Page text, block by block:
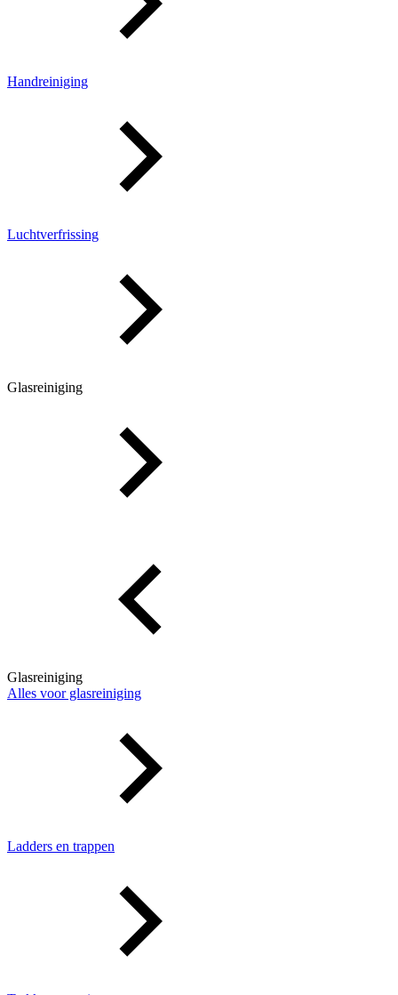
Handreiniging
Luchtverfrissing
Glasreiniging
Glasreiniging
Alles voor glasreiniging
Ladders en trappen